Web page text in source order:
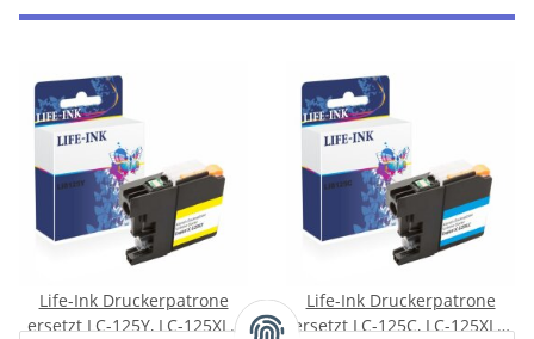
Life-Ink Druckerpatrone
ersetzt LC-125Y, LC-125XLY
Life-Ink Druckerpatrone
ersetzt LC-125C, LC-125XLC